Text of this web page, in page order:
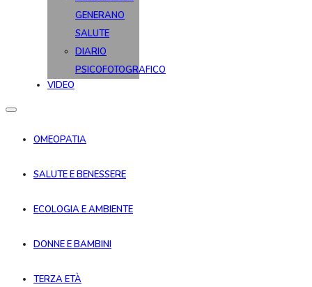
GENERANO
SALUTE
DIARIO
PSICOFOTOGRAFICO
VIDEO
OMEOPATIA
SALUTE E BENESSERE
ECOLOGIA E AMBIENTE
DONNE E BAMBINI
TERZA ETÀ